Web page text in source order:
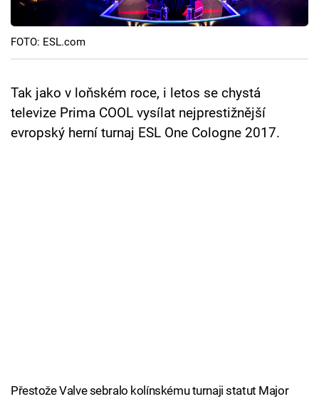
Cool Esport
Pořady
TV Program
Sledujte prima+
FOTO: ESL.com
Tak jako v loňském roce, i letos se chystá
televize Prima COOL vysílat nejprestižnější
evropský herní turnaj ESL One Cologne 2017.
Přestože Valve sebralo kolínskému turnaji statut Major